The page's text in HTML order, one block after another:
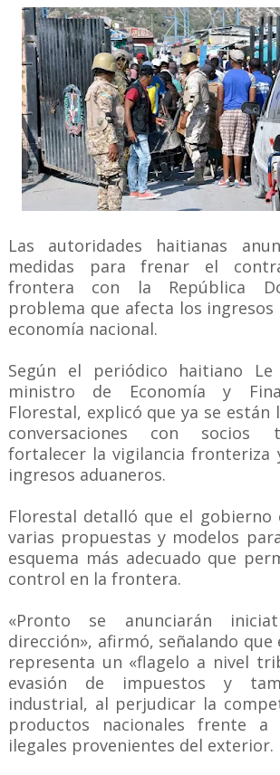
Las autoridades haitianas
medidas para frenar el
frontera con la República
problema que afecta los
economía nacional.
Según el periódico haitiano
ministro de Economía y
Florestal, explicó que ya se están
conversaciones con socios
fortalecer la vigilancia fronteriza
ingresos aduaneros.
Florestal detalló que el gobierno
varias propuestas y modelos
esquema más adecuado que
control en la frontera.
«Pronto se anunciarán
dirección», afirmó, señalando
representa un «flagelo a nivel
evasión de impuestos y
industrial, al perjudicar la
productos nacionales frente a
ilegales provenientes del exterior.